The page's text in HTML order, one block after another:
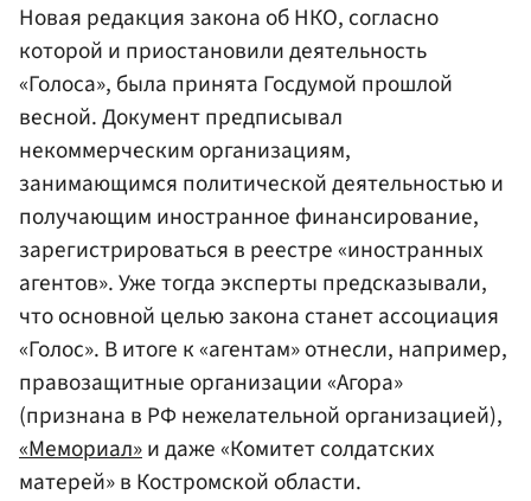
Новая редакция закона об НКО, согласно
которой и приостановили деятельность
«Голоса», была принята Госдумой прошлой
весной. Документ предписывал
некоммерческим организациям,
занимающимся политической деятельностью и
получающим иностранное финансирование,
зарегистрироваться в реестре «иностранных
агентов». Уже тогда эксперты предсказывали,
что основной целью закона станет ассоциация
«Голос». В итоге к «агентам» отнесли, например,
правозащитные организации «Агора»
(признана в РФ нежелательной организацией),
«Мемориал»и даже «Комитет солдатских
матерей» в Костромской области.